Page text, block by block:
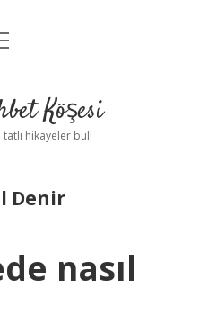
Köşesi
tatlı hikayeler bul!
Denir
nasıl